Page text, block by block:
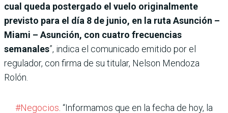
cual queda postergado el vuelo originalmente
previsto para el día 8 de junio, en la ruta Asunción –
Miami – Asunción, con cuatro frecuencias
semanales”, indica el comunicado emitido por el
regulador, con firma de su titular, Nelson Mendoza
Rolón.
#Negocios . “Informamos que en la fecha de hoy, la